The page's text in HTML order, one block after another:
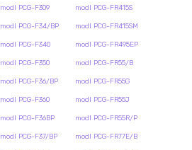
modl PCG-F309
modl PCG-F34/BP
modl PCG-F340
modl PCG-F350
modl PCG-F36/BP
modl PCG-F360
modl PCG-F36BP
modl PCG-F37/BP
modl PCG-FR415S
modl PCG-FR415SM
modl PCG-FR495EP
modl PCG-FR55/B
modl PCG-FR55G
modl PCG-FR55J
modl PCG-FR55R/P
modl PCG-FR77E/B